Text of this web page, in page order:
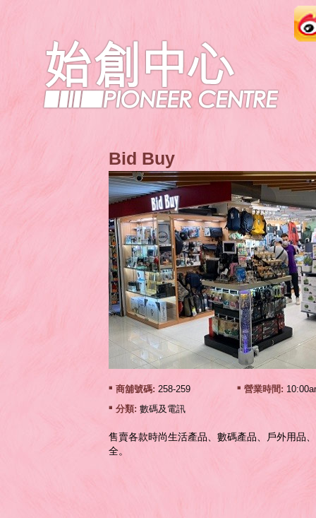
Bid Buy
商舖號碼: 258-259 營業時間:
分類: 數碼及電訊
售賣各款時尚生活產品、數碼產品、戶外用品
全。